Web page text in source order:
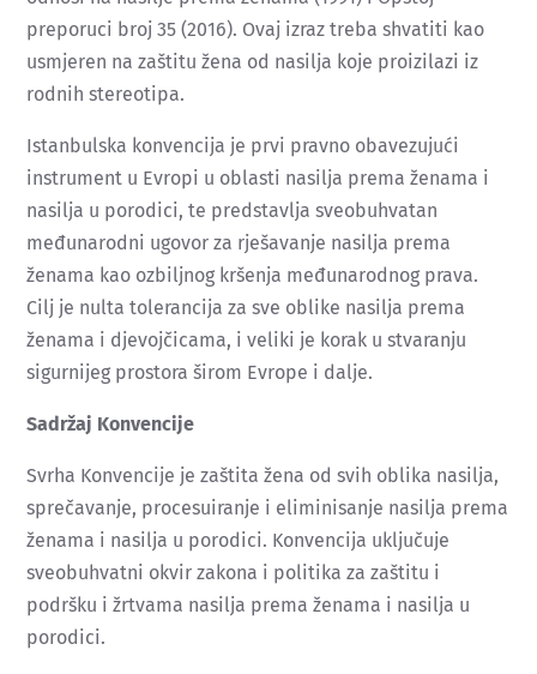
preporuci broj 35 (2016). Ovaj izraz treba shvatiti kao
usmjeren na zaštitu žena od nasilja koje proizilazi iz
rodnih stereotipa.
Istanbulska konvencija je prvi pravno obavezujući
instrument u Evropi u oblasti nasilja prema ženama i
nasilja u porodici, te predstavlja sveobuhvatan
međunarodni ugovor za rješavanje nasilja prema
ženama kao ozbiljnog kršenja međunarodnog prava.
Cilj je nulta tolerancija za sve oblike nasilja prema
ženama i djevojčicama, i veliki je korak u stvaranju
sigurnijeg prostora širom Evrope i dalje.
Sadržaj Konvencije
Svrha Konvencije je zaštita žena od svih oblika nasilja,
sprečavanje, procesuiranje i eliminisanje nasilja prema
ženama i nasilja u porodici. Konvencija uključuje
sveobuhvatni okvir zakona i politika za zaštitu i
podršku i žrtvama nasilja prema ženama i nasilja u
porodici.